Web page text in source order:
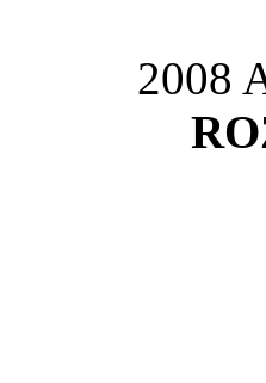
2008